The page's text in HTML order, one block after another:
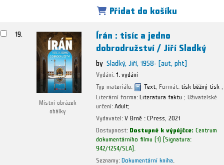
Přidat do košíku
19.
Místní obrázek
obálky
Írán : tisíc a jedno
dobrodružství /Jiří Sladký
by Sladký, Jiří, 1958-[aut, pht]
Vydání:1. vydání
Typ materiálu:
Text; Formát:tisk běžný tisk ;
Literární forma:Literatura faktu ; Uživatelské
určení:Adult;
Vydavatel:V Brně :CPress, 2021
Dostupnost:Dostupné k výpůjčce:Centrum
dokumentárního filmu (1) Signatura:
942/1254/SLA
Seznamy:Dokumentární kniha